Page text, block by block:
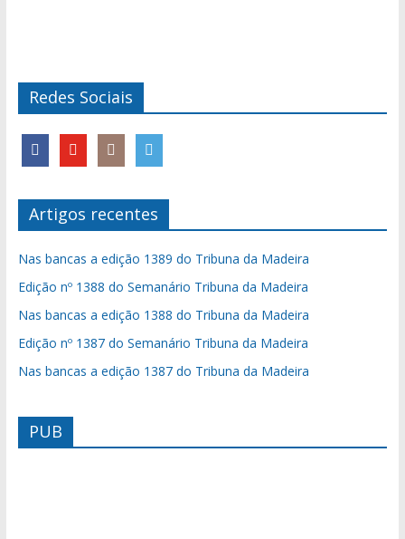
Redes Sociais
Artigos recentes
Nas bancas a edição 1389 do Tribuna da Madeira
Edição nº 1388 do Semanário Tribuna da Madeira
Nas bancas a edição 1388 do Tribuna da Madeira
Edição nº 1387 do Semanário Tribuna da Madeira
Nas bancas a edição 1387 do Tribuna da Madeira
PUB